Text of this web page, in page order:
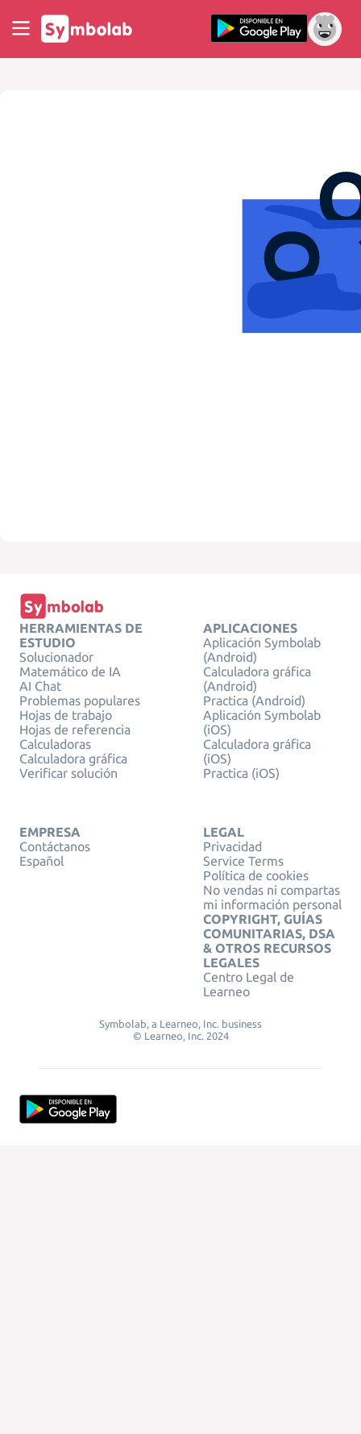
HERRAMIENTAS DE
ESTUDIO
Solucionador
Matemático de IA
AI Chat
Problemas populares
Hojas de trabajo
Hojas de referencia
Calculadoras
Calculadora gráfica
Verificar solución
APLICACIONES
Aplicación Symbolab
(Android)
Calculadora gráfica
(Android)
Practica (Android)
Aplicación Symbolab
(iOS)
Calculadora gráfica
(iOS)
Practica (iOS)
EMPRESA
Contáctanos
Español
LEGAL
Privacidad
Service Terms
Política de cookies
No vendas ni compartas
mi información personal
COPYRIGHT, GUÍAS
COMUNITARIAS, DSA
& OTROS RECURSOS
LEGALES
Centro Legal de
Learneo
Symbolab, a Learneo, Inc. business
© Learneo, Inc. 2024